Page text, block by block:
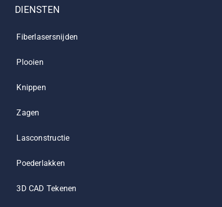
DIENSTEN
Fiberlasersnijden
Plooien
Knippen
Zagen
Lasconstructie
Poederlakken
3D CAD Tekenen